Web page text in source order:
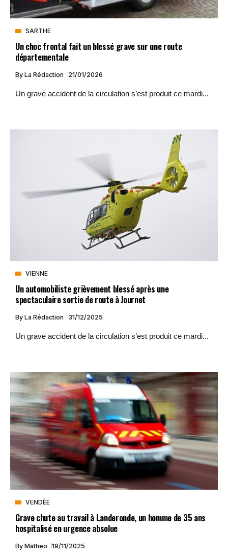
SARTHE
Un choc frontal fait un blessé grave sur une route
départementale
By La Rédaction 21/01/2026
Un grave accident de la circulation s’est produit ce mardi...
VIENNE
Un automobiliste grièvement blessé après une
spectaculaire sortie de route à Journet
By La Rédaction 31/12/2025
Un grave accident de la circulation s’est produit ce mardi...
VENDÉE
Grave chute au travail à Landeronde, un homme de 35 ans
hospitalisé en urgence absolue
By Matheo 19/11/2025